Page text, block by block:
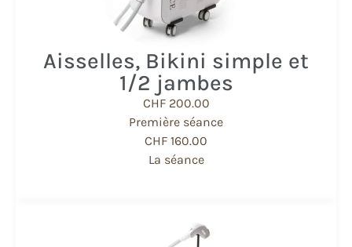
Aisselles, Bikini simple et ​
1/2 jambes
CHF 200.00
Première séance
CHF 160.00
La séance